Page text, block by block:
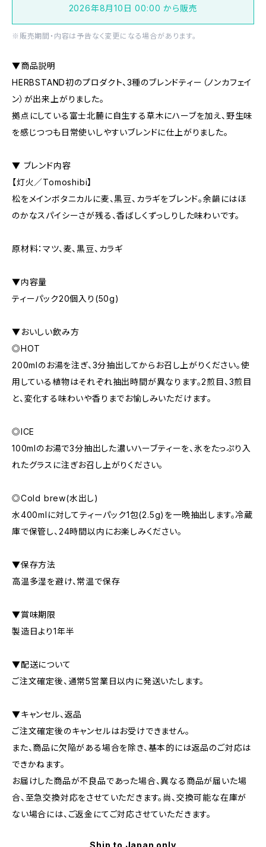
2026年8月10日 00:00 から販売
※販売期間・内容は予告なく変更になる場合があります。
▼商品説明
HERBSTAND初のプロダクト、3種のブレンドティー（ノンカフェイ
ン）が出来上がりました。
拠点にしている富士北麓に自生する草木にハーブを加え、野生味
を感じつつも日常使いしやすいブレンドに仕上がりました。
▼ ブレンド内容
【灯火／Tomoshibi】
松をメインボタニカルに麦、黒豆、カラギをブレンド。余韻にはほ
のかなスパイシーさが残る、香ばしくずっしりした味わいです。
原材料：マツ、麦、黒豆、カラギ
▼内容量
ティーパック20個入り(50g)
▼おいしい飲み方
◎HOT
200mlのお湯を注ぎ、3分抽出してからお召し上がりください。使
用している植物はそれぞれ抽出時間が異なります。2煎目、3煎目
と、変化する味わいや香りまでお愉しみいただけます。
◎ICE
100mlのお湯で3分抽出した濃いハーブティーを、氷をたっぷり入
れたグラスに注ぎお召し上がりください。
◎Cold brew(水出し)
水400mlに対してティーパック1包(2.5g)を一晩抽出します。冷蔵
庫で保管し、24時間以内にお楽しみください。
▼保存方法
高温多湿を避け、常温で保存
▼賞味期限
製造日より1年半
▼配送について
ご注文確定後、通常5営業日以内に発送いたします。
▼キャンセル、返品
ご注文確定後のキャンセルはお受けできません。
また、商品に欠陥がある場合を除き、基本的には返品のご対応は
できかねます。
お届けした商品が不良品であった場合、異なる商品が届いた場
合、至急交換対応をさせていただきます。尚、交換可能な在庫が
ない場合には、ご返金にてご対応させていただきます。
Ship to Japan only